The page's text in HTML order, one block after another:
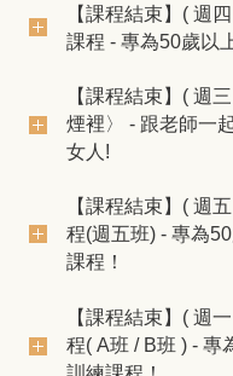
【課程結束】( 週
課程 - 專為50歲以
【課程結束】( 週
煙裡〉 - 跟老師一
女人!
【課程結束】( 週
程(週五班) - 專為
課程！
【課程結束】( 週
程( A班 / B班 ) - 專